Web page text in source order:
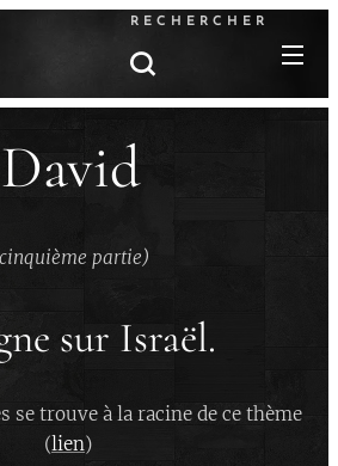
RECHERCHER
David
partie)
sur Israël.
se trouve à la racine de ce thème
(lien)